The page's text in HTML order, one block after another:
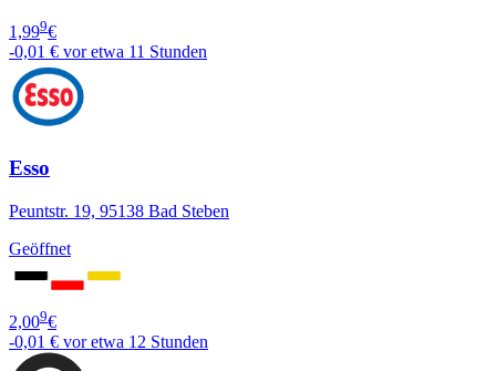
1,999€
-0,01 € vor etwa 11 Stunden
Esso
Peuntstr. 19, 95138 Bad Steben
Geöffnet
2,009€
-0,01 € vor etwa 12 Stunden